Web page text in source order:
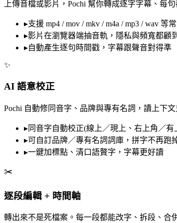
上傳音檔或影片，Pochi 幫你轉成逐字字幕、每
▸支援 mp4 / mov / mkv / m4a / mp3 / wav 等
▸影片在瀏覽器端抽音軌，隱私與頻寬都顧到
▸自動產生逐句時間戳，字幕跟聲音對得準
✨
AI 語意校正
Pochi 自動修同音字、品牌與專有名詞，讀上下
▸同音字自動校正(線上／現上、右上角／
▸可自訂品牌／專有名詞詞庫，拼字不再跑
▸一鍵加標點、清口語贅字，字幕更好讀
✂️
逐段編輯 + 時間軸
轉出來不是死檔案。每一段都能改字、拆段、合